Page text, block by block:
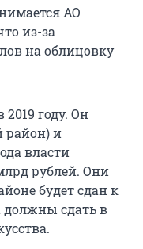
АО
из-за
на облицовку
году. Он
район) и
власти
рублей. Они
будет сдан к
должны сдать в